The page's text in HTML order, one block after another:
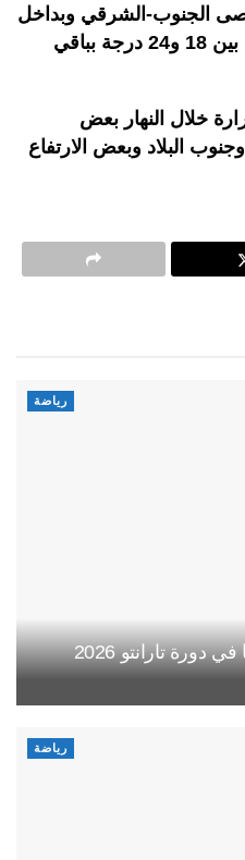
الجنوب-الشرقي وبداخل
الأقاليم الجنوبية ، وستكون ما بين 18 و24 درجة بباقي
خلال النهار بعض
البلاد وبعض الارتفاع
رياضة
رياضة